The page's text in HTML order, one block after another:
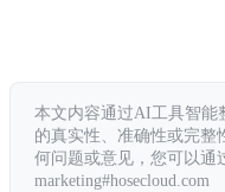
本文内容通过AI工具智能
的真实性、准确性或完整
何问题或意见，您可以通